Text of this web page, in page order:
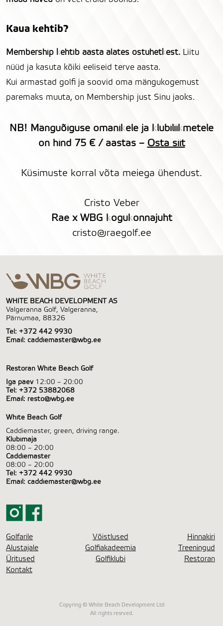
Kaua kehtib?
Membership kehtib aasta alates ostuhetkest. Liitu
nüüd ja kasuta kõiki eeliseid terve aasta.
Kui armastad golfi ja soovid oma mängukogemust
paremaks muuta, on Membership just Sinu jaoks.
NB! Mänguõiguse omanikele ja klubiliikmetele
on hind 75 € / aastas – Osta siit
Küsimuste korral võta meiega ühendust.
Cristo Veber
Rae x WBG kogukonnajuht
cristo@raegolf.ee
WHITE BEACH DEVELOPMENT AS
Valgeranna Golf, Valgeranna,
Pärnumaa, 88326
Tel: +372 442 9930
Email: caddiemaster@wbg.ee
Restoran White Beach Golf
Iga päev 12:00 – 20:00
Tel: +372 53882068
Email: resto@wbg.ee
White Beach Golf
Caddiemaster, green, driving range.
Klubimaja
08:00 – 20:00
Caddiemaster
08:00 – 20:00
Tel: +372 442 9930
Email: caddiemaster@wbg.ee
Golfarile Võistlused
Hinnakiri
Alustajale
Golfiakadeemia
Treeningud
Üritused
Golfiklubi
Restoran
Kontakt
Copyring © White Beach Development Ltd
All rights resrved.